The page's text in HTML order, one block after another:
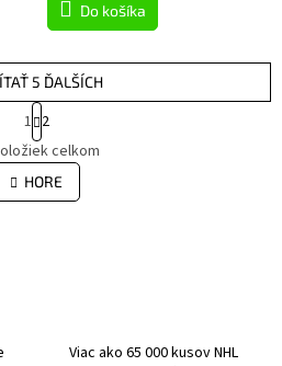
Do košíka
O
v
l
á
5 ĎALŠÍCH
S
t
r
á
n
k
1 2
celkom
HORE
Viac ako 65 000 kusov NHL